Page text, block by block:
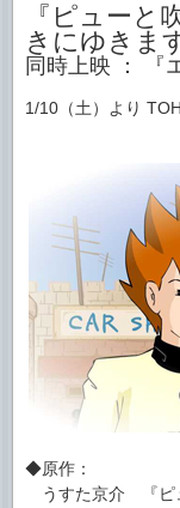
『ピューと
きにゆきま
同時上映 ： 『
1/10（土）より
◆原作：
うすた京介 『ピ